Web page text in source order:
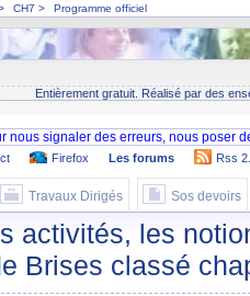
CH7 > Programme officiel
Entièrement gratuit. Réalisé par des
Firefox Les forums Rss
Travaux Dirigés Sos devoirs
activités, les
Brises classé